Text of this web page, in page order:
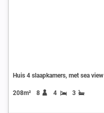
Huis 4 slaapkamers, met sea view
208m² 8 4 3